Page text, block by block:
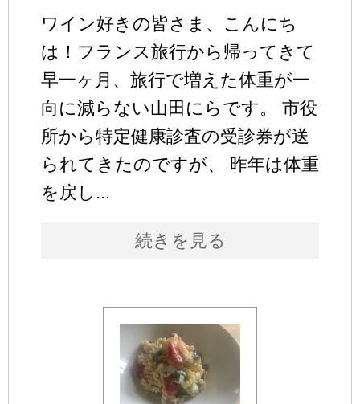
ワイン好きの皆さま、こんにち
は！フランス旅行から帰ってきて
早一ヶ月、旅行で増えた体重が一
向に減らない山田にらです。 市役
所から特定健康診査の受診券が送
られてきたのですが、 昨年は体重
を戻し...
続きを見る